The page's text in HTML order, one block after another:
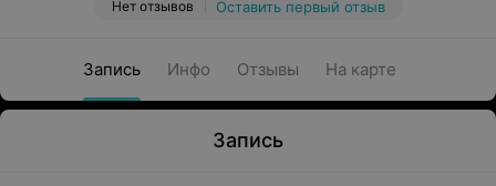
Нет отзывов Оставить первый отзыв
Запись Инфо Отзывы На карте
Запись